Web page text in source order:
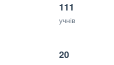
111
учнів
20